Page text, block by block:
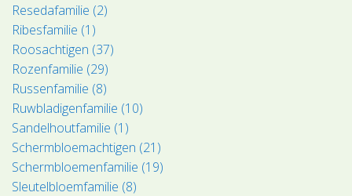
Resedafamilie (2)
Ribesfamilie (1)
Roosachtigen (37)
Rozenfamilie (29)
Russenfamilie (8)
Ruwbladigenfamilie (10)
Sandelhoutfamilie (1)
Schermbloemachtigen (21)
Schermbloemenfamilie (19)
Sleutelbloemfamilie (8)